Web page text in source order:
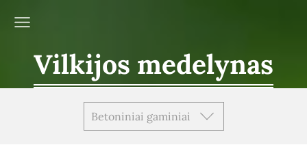
Vilkijos medelynas
Betoniniai gaminiai